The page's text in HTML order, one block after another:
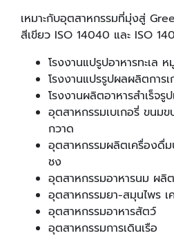
เหมาะกับอุตสาหกรรมที่มุ่งสู่
สีเขียว ISO 14040 และ ISO
โรงงานแปรูปอาหารทะเล
โรงงานแปรรูปผลผลิตการ
โรงงานผลิตอาหารสำเร็จรู
อุตสาหกรรมเบเกอรี่ ขนม
กวาด
อุตสาหกรรมผลิตเครื่องดื่
ชง
อุตสาหกรรมอาหารนม ผลิ
อุตสาหกรรมยา-สมุนไพร เ
อุตสาหกรรมอาหารสัตว์
อุตสาหกรรมการเดินเรือ